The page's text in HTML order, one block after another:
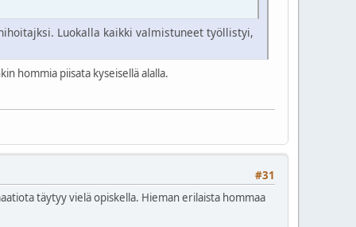
Luokalla kaikki valmistuneet työllistyi,
hommia piisata kyseisellä alalla.
#31
täytyy vielä opiskella. Hieman erilaista hommaa